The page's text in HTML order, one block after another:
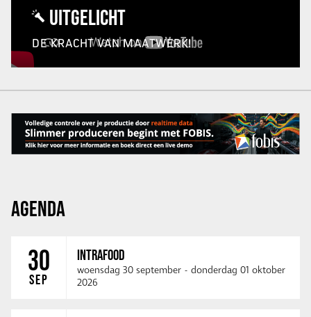
UITGELICHT
DE KRACHT VAN MAATWERK!
AGENDA
30
SEP
INTRAFOOD
woensdag 30 september - donderdag 01 oktober
2026